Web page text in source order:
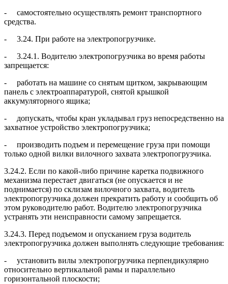
- самостоятельно осуществлять ремонт транспортного
средства.
- 3.24. При работе на электропогрузчике.
- 3.24.1. Водителю электропогрузчика во время работы
запрещается:
- работать на машине со снятым щитком, закрывающим
панель с электроаппаратурой, снятой крышкой
аккумуляторного ящика;
- допускать, чтобы кран укладывал груз непосредственно на
захватное устройство электропогрузчика;
- производить подъем и перемещение груза при помощи
только одной вилки вилочного захвата электропогрузчика.
3.24.2. Если по какой-либо причине каретка подвижного
механизма перестает двигаться (не опускается и не
поднимается) по склизам вилочного захвата, водитель
электропогрузчика должен прекратить работу и сообщить об
этом руководителю работ. Водителю электропогрузчика
устранять эти неисправности самому запрещается.
3.24.3. Перед подъемом и опусканием груза водитель
электропогрузчика должен выполнять следующие требования:
- установить вилы электропогрузчика перпендикулярно
относительно вертикальной рамы и параллельно
горизонтальной плоскости;